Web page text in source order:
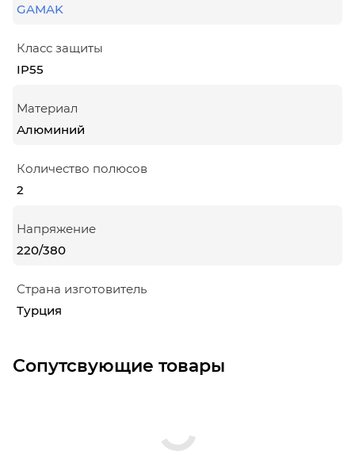
GAMAK
Класс защиты
IP55
Материал
Алюминий
Количество полюсов
2
Напряжение
220/380
Страна изготовитель
Турция
Сопутсвующие товары